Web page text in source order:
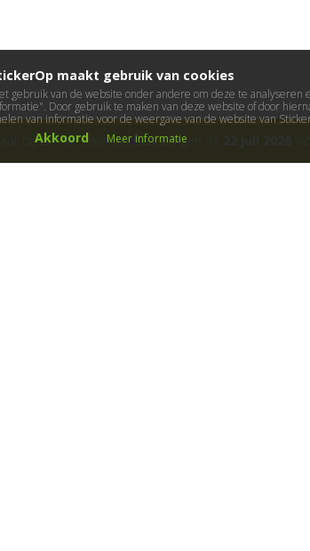
bijna met vakantie! Bestellingen na
maakt gebruik van cookies
van de website onder andere om deze te
Door gebruik te maken van deze website of door
van informatie voor de weergave van de website van
Akkoord Meer informatie